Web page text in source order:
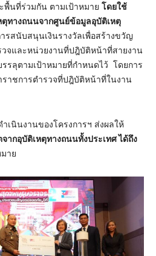
พื้นที่ร่วมกัน ตามเป้าหมาย โดยใช้
ทางถนนจากศูนย์ข้อมูลอุบัติเหตุ
รสนับสนุนเงินรางวัลเพื่อสร้างขวัญ
วจและหน่วยงานที่ปฎิบัติหน้าที่สายงาน
รลุตามเป้าหมายที่กำหนดไว้ โดยการ
ราชการตำรวจที่ปฎิบัติหน้าที่ในงาน
เนินงานของโครงการฯ ส่งผลให้
ากอุบัติเหตุทางถนนทั้งประเทศ ได้ถึง
าย